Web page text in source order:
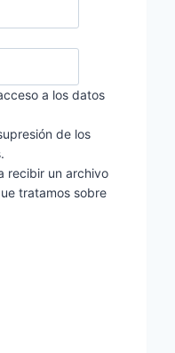
a los datos
de los
recibir un archivo
tratamos sobre